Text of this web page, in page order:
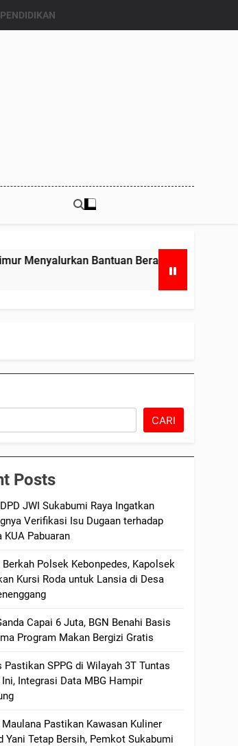
PENDIDIKAN
Beras Bapang (Bantuan Pangan) ke
CARI
Posts
JWI Sukabumi Raya Ingatkan
Verifikasi Isu Dugaan terhadap
KUA Pabuaran
Polsek Kebonpedes, Kapolsek
Kursi Roda untuk Lansia di Desa
Capai 6 Juta, BGN Benahi Basis
Program Makan Bergizi Gratis
Pastikan SPPG di Wilayah 3T Tuntas
Ini, Integrasi Data MBG Hampir
Maulana Pastikan Kawasan Kuliner
Yani Tetap Bersih, Pemkot Sukabumi